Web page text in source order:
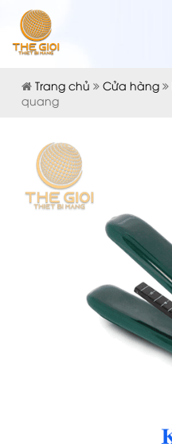
Trang chủ Cửa hàng
quang